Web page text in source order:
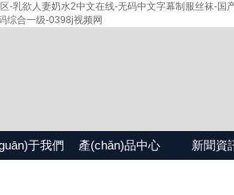
-乳欲人妻奶水2中文在线-无码中文字幕制服丝袜-
综合一级-0398j视频网
于我們 產(chǎn)品中心 新聞資